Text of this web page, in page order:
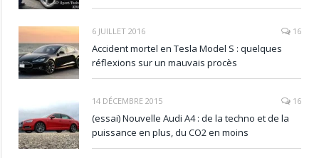
6 JUILLET 2016 16
Accident mortel en Tesla Model S : quelques
réflexions sur un mauvais procès
14 DÉCEMBRE 2015 16
(essai) Nouvelle Audi A4 : de la techno et de la
puissance en plus, du CO2 en moins